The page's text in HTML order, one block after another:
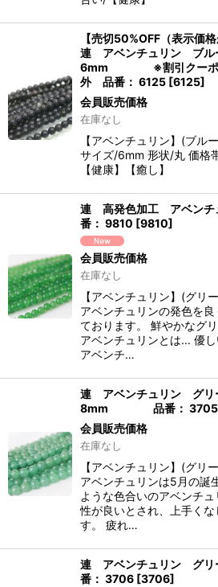
【売切50%OFF（表示価
連 アベンチュリン ブ
6mm ※割引クーポン
外 品番： 6125 [6125]
会員販売価格
在庫なし
【アベンチュリン】(ブル
サイズ/6mm 形状/丸 価格
【健康】【癒し】
連 高発色加工 アベ
番： 9810 [9810]
会員販売価格
在庫なし
【アベンチュリン】(グリ
アベンチュリンの発色を
ております。 鮮やかなグ
アベンチュリンとは... 優
アベンチ…
連 アベンチュリン グ
8mm 品番： 3705
会員販売価格
在庫なし
【アベンチュリン】(グリ
アベンチュリンは5月の誕
ような色合いのアベンチ
性が良いとされ、上手くな
す。 疲れ…
連 アベンチュリン グ
番： 3706 [3706]